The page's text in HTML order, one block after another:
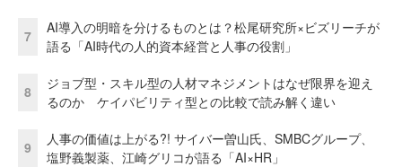
7
AI導入の明暗を分けるものとは？松尾研究所×ビズリーチが
語る「AI時代の人的資本経営と人事の役割」
8
ジョブ型・スキル型の人材マネジメントはなぜ限界を迎え
るのか ケイパビリティ型との比較で読み解く違い
9
人事の価値は上がる?! サイバー曽山氏、SMBCグループ、
塩野義製薬、江崎グリコが語る「AI×HR」